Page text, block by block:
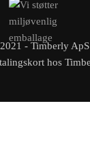
- Timberly ApS